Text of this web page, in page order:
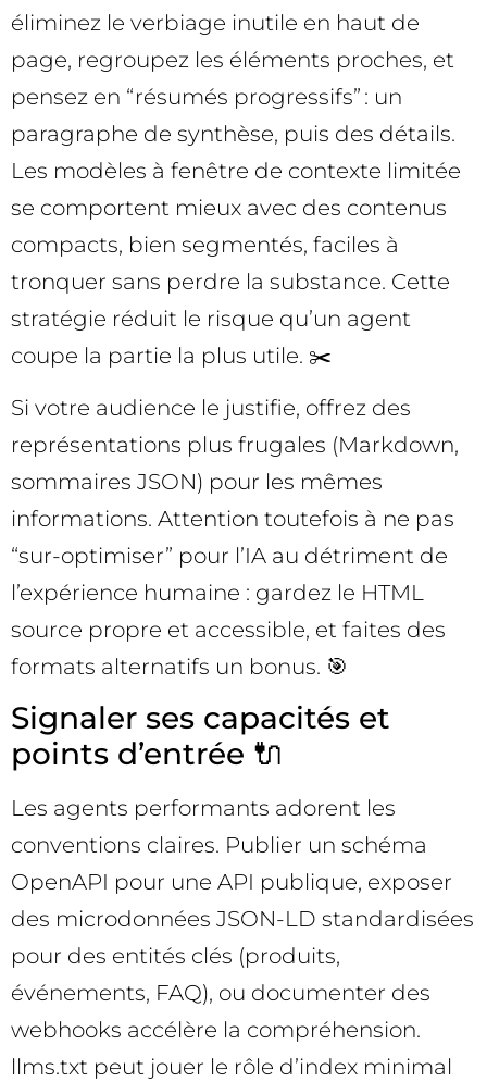
éliminez le verbiage inutile en haut de
page, regroupez les éléments proches, et
pensez en “résumés progressifs” : un
paragraphe de synthèse, puis des détails.
Les modèles à fenêtre de contexte limitée
se comportent mieux avec des contenus
compacts, bien segmentés, faciles à
tronquer sans perdre la substance. Cette
stratégie réduit le risque qu’un agent
coupe la partie la plus utile. ✂️
Si votre audience le justifie, offrez des
représentations plus frugales (Markdown,
sommaires JSON) pour les mêmes
informations. Attention toutefois à ne pas
“sur-optimiser” pour l’IA au détriment de
l’expérience humaine : gardez le HTML
source propre et accessible, et faites des
formats alternatifs un bonus. 🎯
Signaler ses capacités et
points d’entrée 🔌
Les agents performants adorent les
conventions claires. Publier un schéma
OpenAPI pour une API publique, exposer
des microdonnées JSON-LD standardisées
pour des entités clés (produits,
événements, FAQ), ou documenter des
webhooks accélère la compréhension.
llms.txt peut jouer le rôle d’index minimal